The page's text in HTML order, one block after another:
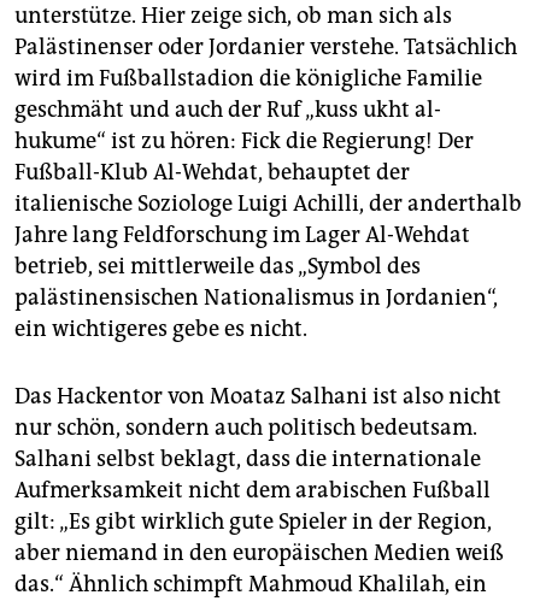
unterstütze. Hier zeige sich, ob man sich als
Palästinenser oder Jordanier verstehe. Tatsächlich
wird im Fußballstadion die königliche Familie
geschmäht und auch der Ruf „kuss ukht al-
hukume“ ist zu hören: Fick die Regierung! Der
Fußball-Klub Al-Wehdat, behauptet der
italienische Soziologe Luigi Achilli, der anderthalb
Jahre lang Feldforschung im Lager Al-Wehdat
betrieb, sei mittlerweile das „Symbol des
palästinensischen Nationalismus in Jordanien“,
ein wichtigeres gebe es nicht.
Das Hackentor von Moataz Salhani ist also nicht
nur schön, sondern auch politisch bedeutsam.
Salhani selbst beklagt, dass die internationale
Aufmerksamkeit nicht dem arabischen Fußball
gilt: „Es gibt wirklich gute Spieler in der Region,
aber niemand in den europäischen Medien weiß
das.“ Ähnlich schimpft Mahmoud Khalilah, ein